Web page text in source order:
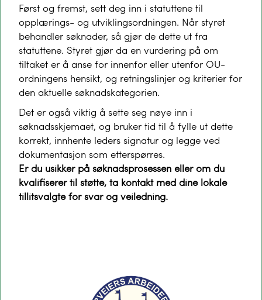
Først og fremst, sett deg inn i statuttene til
opplærings- og utviklingsordningen. Når styret
behandler søknader, så gjør de dette ut fra
statuttene. Styret gjør da en vurdering på om
tiltaket er å anse for innenfor eller utenfor OU-
ordningens hensikt, og retningslinjer og kriterier for
den aktuelle søknadskategorien.
Det er også viktig å sette seg nøye inn i
søknadsskjemaet, og bruker tid til å fylle ut dette
korrekt, innhente leders signatur og legge ved
dokumentasjon som etterspørres.
Er du usikker på søknadsprosessen eller om du
kvalifiserer til støtte, ta kontakt med dine lokale
tillitsvalgte for svar og veiledning.